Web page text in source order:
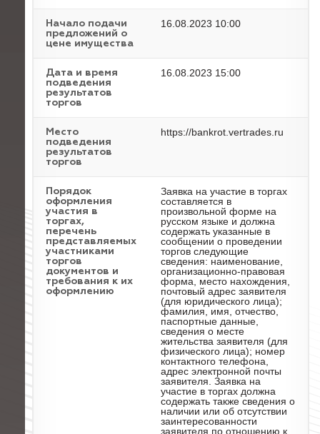
Начало подачи
предложений о
цене имущества
16.08.2023 10:00
Дата и время
подведения
результатов
торгов
16.08.2023 15:00
Место
подведения
результатов
торгов
https://bankrot.vertrades.ru
Порядок
оформления
участия в
торгах,
перечень
представляемых
участниками
торгов
документов и
требования к их
оформлению
Заявка на участие в торгах
составляется в
произвольной форме на
русском языке и должна
содержать указанные в
сообщении о проведении
торгов следующие
сведения: наименование,
организационно-правовая
форма, место нахождения,
почтовый адрес заявителя
(для юридического лица);
фамилия, имя, отчество,
паспортные данные,
сведения о месте
жительства заявителя (для
физического лица); номер
контактного телефона,
адрес электронной почты
заявителя. Заявка на
участие в торгах должна
содержать также сведения о
наличии или об отсутствии
заинтересованности
заявителя по отношению к